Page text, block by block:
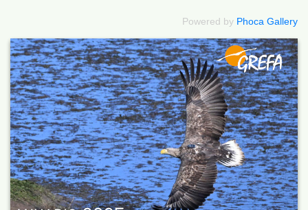
Powered by Phoca Gallery